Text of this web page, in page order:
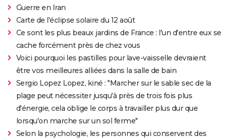
Guerre en Iran
Carte de l'éclipse solaire du 12 août
Ce sont les plus beaux jardins de France : l'un d'entre eux se
cache forcément près de chez vous
Voici pourquoi les pastilles pour lave-vaisselle devraient
être vos meilleures alliées dans la salle de bain
Sergio Lopez Lopez, kiné : "Marcher sur le sable sec de la
plage peut nécessiter jusqu'à près de trois fois plus
d'énergie, cela oblige le corps à travailler plus dur que
lorsqu'on marche sur un sol ferme"
Selon la psychologie, les personnes qui conservent des